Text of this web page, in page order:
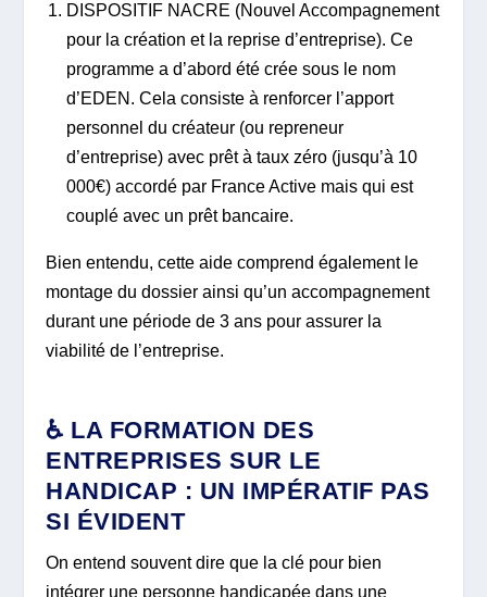
DISPOSITIF NACRE (Nouvel Accompagnement
pour la création et la reprise d’entreprise). Ce
programme a d’abord été crée sous le nom
d’EDEN. Cela consiste à renforcer l’apport
personnel du créateur (ou repreneur
d’entreprise) avec prêt à taux zéro (jusqu’à 10
000€) accordé par France Active mais qui est
couplé avec un prêt bancaire.
Bien entendu, cette aide comprend également le
montage du dossier ainsi qu’un accompagnement
durant une période de 3 ans pour assurer la
viabilité de l’entreprise.
♿ LA FORMATION DES
ENTREPRISES SUR LE
HANDICAP : UN IMPÉRATIF PAS
SI ÉVIDENT
On entend souvent dire que la clé pour bien
intégrer une personne handicapée dans une